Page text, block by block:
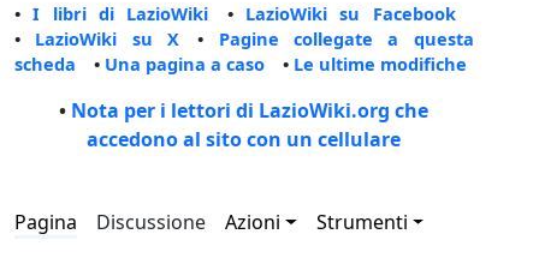
•I libri di LazioWiki • LazioWiki su Facebook
• LazioWiki su X • Pagine collegate a questa
scheda • Una pagina a caso • Le ultime modifiche
• Nota per i lettori di LazioWiki.org che
accedono al sito con un cellulare
Pagina Discussione Azioni Strumenti